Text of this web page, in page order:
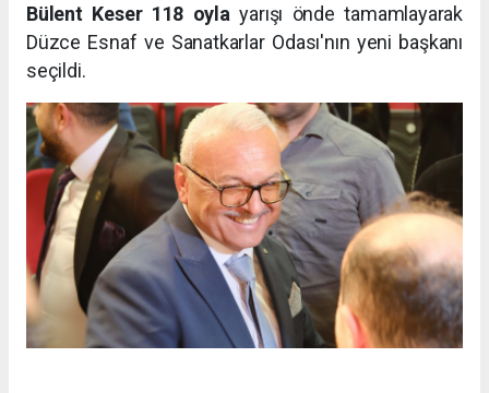
Bülent Keser 118 oyla yarışı önde tamamlayarak
Düzce Esnaf ve Sanatkarlar Odası'nın yeni başkanı
seçildi.